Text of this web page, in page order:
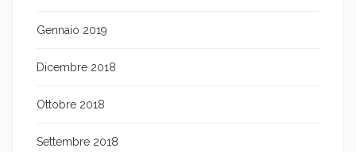
Gennaio 2019
Dicembre 2018
Ottobre 2018
Settembre 2018